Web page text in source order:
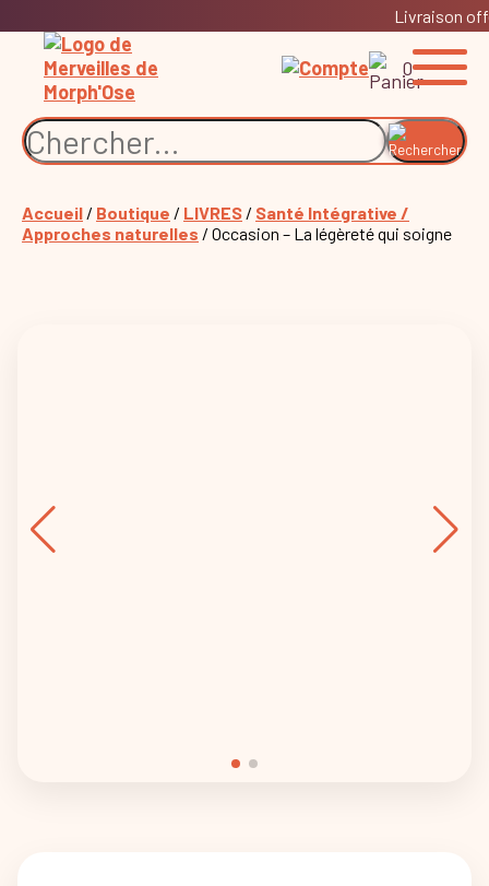
Livraison
0
Accueil / Boutique / LIVRES / Santé Intégrative /
Approches naturelles / Occasion – La légèreté qui soigne